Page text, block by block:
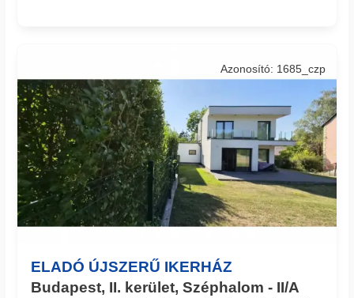
ELADÓ ÚJSZERŰ IKERHÁZ
Budapest, II. kerület, Széphalom - II/A
Azonosító: 1685_czp